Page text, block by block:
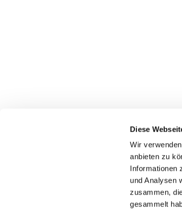
Diese
Wir
anbieten zu
Informationen
und Analysen
zusammen,
gesammelt
Katholische